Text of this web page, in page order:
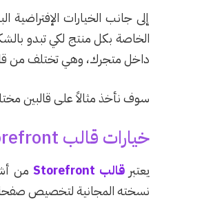
إلى جانب الخيارات
الخاصة بكل منتج لكي تبدو
داخل متجرك، وهي تختلف من
سوف نأخذ مثالاً على قالبين
خيارات قالب Storefront لتخصيص صفحة المنتج
يعتبر قالب Storefront
من
نسخته المجانية لتخصيص